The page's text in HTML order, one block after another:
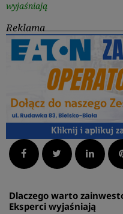
wyjaśniają
Reklama
Facebook Twitter
Dlaczego warto
Eksperci wyjaśniają